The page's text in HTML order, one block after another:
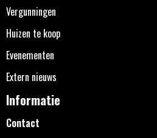
Vergunningen
Huizen te koop
Evenementen
Extern nieuws
Informatie
Contact